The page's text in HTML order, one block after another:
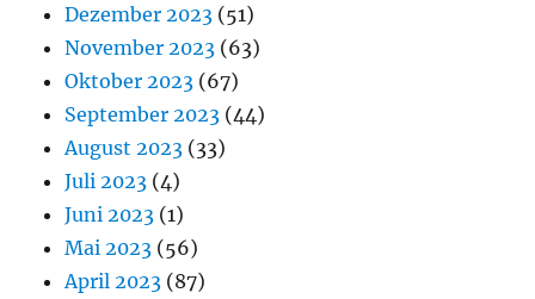
Dezember 2023 (51)
November 2023 (63)
Oktober 2023 (67)
September 2023 (44)
August 2023 (33)
Juli 2023 (4)
Juni 2023 (1)
Mai 2023 (56)
April 2023 (87)